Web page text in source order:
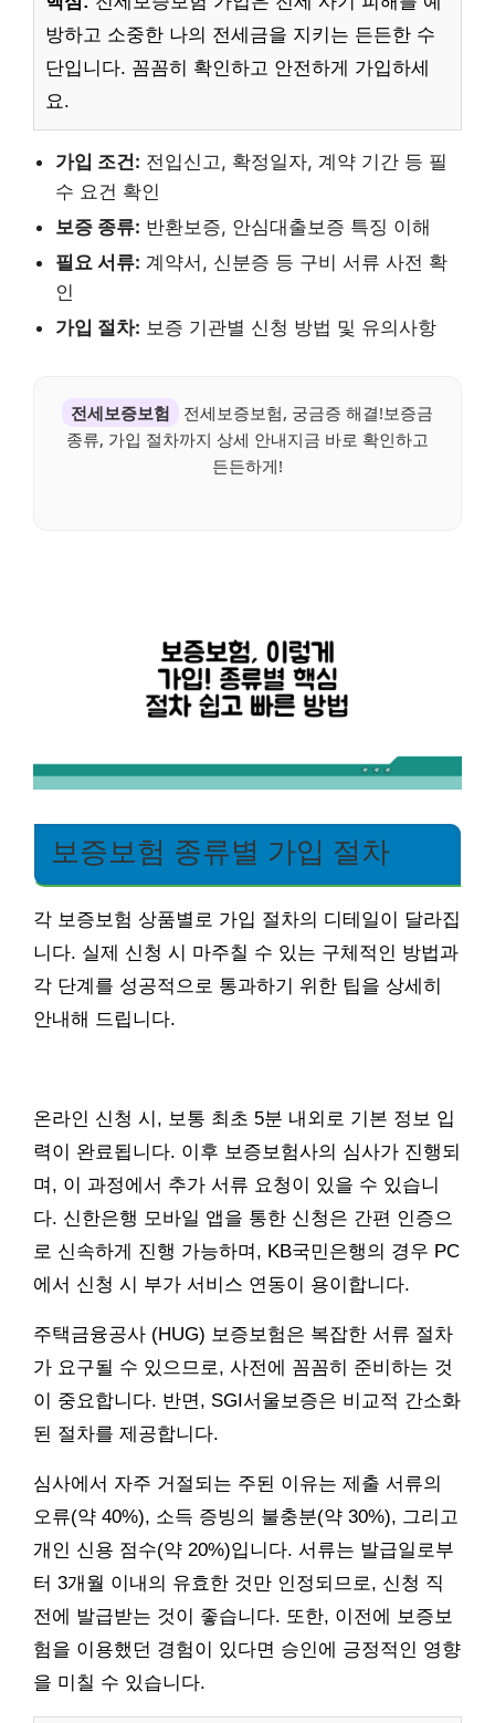
방하고 소중한 나의 전세금을 지키는 든든한 수
단입니다. 꼼꼼히 확인하고 안전하게 가입하세
요.
가입 조건: 전입신고, 확정일자, 계약 기간 등 필
수 요건 확인
보증 종류: 반환보증, 안심대출보증 특징 이해
필요 서류: 계약서, 신분증 등 구비 서류 사전 확
인
가입 절차: 보증 기관별 신청 방법 및 유의사항
전세보증보험
전세보증보험, 궁금증 해결!보증금
종류, 가입 절차까지 상세 안내지금 바로 확인하고
든든하게!
보증보험 종류별 가입 절차
각 보증보험 상품별로 가입 절차의 디테일이 달라집
니다. 실제 신청 시 마주칠 수 있는 구체적인 방법과
각 단계를 성공적으로 통과하기 위한 팁을 상세히
안내해 드립니다.
온라인 신청 시, 보통 최초 5분 내외로 기본 정보 입
력이 완료됩니다. 이후 보증보험사의 심사가 진행되
며, 이 과정에서 추가 서류 요청이 있을 수 있습니
다. 신한은행 모바일 앱을 통한 신청은 간편 인증으
로 신속하게 진행 가능하며, KB국민은행의 경우 PC
에서 신청 시 부가 서비스 연동이 용이합니다.
주택금융공사 (HUG) 보증보험은 복잡한 서류 절차
가 요구될 수 있으므로, 사전에 꼼꼼히 준비하는 것
이 중요합니다. 반면, SGI서울보증은 비교적 간소화
된 절차를 제공합니다.
심사에서 자주 거절되는 주된 이유는 제출 서류의
오류(약 40%), 소득 증빙의 불충분(약 30%), 그리고
개인 신용 점수(약 20%)입니다. 서류는 발급일로부
터 3개월 이내의 유효한 것만 인정되므로, 신청 직
전에 발급받는 것이 좋습니다. 또한, 이전에 보증보
험을 이용했던 경험이 있다면 승인에 긍정적인 영향
을 미칠 수 있습니다.